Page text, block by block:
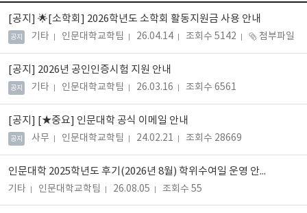
[공지] 🌟[소학회] 2026학년도 소학회 활동지원금 사용 안내
공지 기타 인문대학교학팀 26.04.14 조회수 5142 첨부파일
[공지] 2026년 공인인증시험 지원 안내
공지 기타 인문대학교학팀 26.03.16 조회수 6561
[공지] [★중요] 인문대학 공식 이메일 안내
공지 사무 인문대학교학팀 24.02.21 조회수 28669
인문대학 2025학년도 후기(2026년 8월) 학위수여일 운영 안내
기타 인문대학교학팀 26.08.05 조회수 55